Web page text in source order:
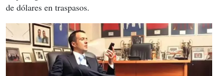
de dólares en traspasos.